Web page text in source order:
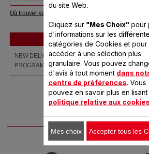
Où trouver votre référence ?
Produits
Produits
NEW DELICE XL 40L 4
PROGRAMMES
du site Web.
Cliquez sur "Mes Choix" pour
d'informations sur les
catégories de Cookies et pour
accéder à une sélection plus
granulaire. Vous pouvez
d'avis à tout moment dans
centre de préférences. Vous
pouvez en savoir plus en
politique relative aux cookies
Mes choix Accepter tous les